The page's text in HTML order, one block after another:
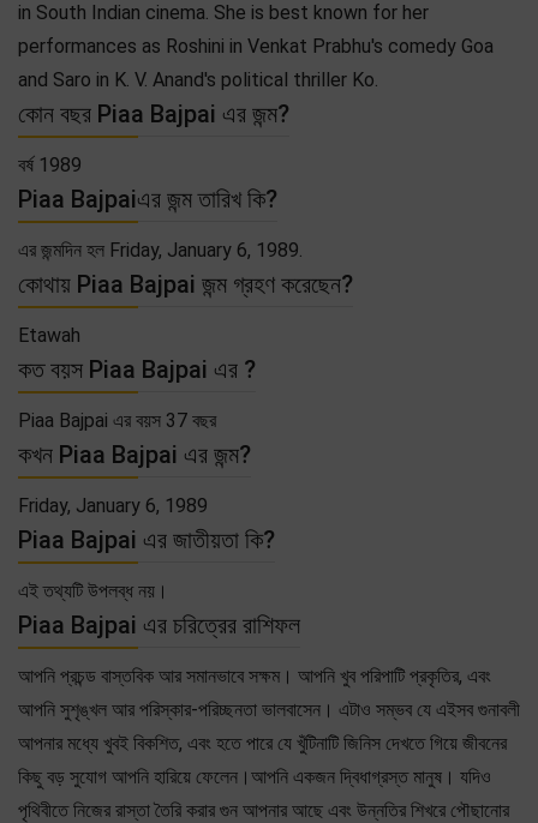
in South Indian cinema. She is best known for her
performances as Roshini in Venkat Prabhu's comedy Goa
and Saro in K. V. Anand's political thriller Ko.
কোন বছর Piaa Bajpai এর জন্ম?
বর্ষ 1989
Piaa Bajpaiএর জন্ম তারিখ কি?
এর জন্মদিন হল Friday, January 6, 1989.
কোথায় Piaa Bajpai জন্ম গ্রহণ করেছেন?
Etawah
কত বয়স Piaa Bajpai এর ?
Piaa Bajpai এর বয়স 37 বছর
কখন Piaa Bajpai এর জন্ম?
Friday, January 6, 1989
Piaa Bajpai এর জাতীয়তা কি?
এই তথ্যটি উপলব্ধ নয়।
Piaa Bajpai এর চরিত্রের রাশিফল
আপনি প্রচন্ড বাস্তবিক আর সমানভাবে সক্ষম। আপনি খুব পরিপাটি প্রকৃতির, এবং
আপনি সুশৃঙ্খল আর পরিস্কার-পরিচ্ছনতা ভালবাসেন। এটাও সম্ভব যে এইসব গুনাবলী
আপনার মধ্যে খুবই বিকশিত, এবং হতে পারে যে খুঁটিনাটি জিনিস দেখতে গিয়ে জীবনের
কিছু বড় সুযোগ আপনি হারিয়ে ফেলেন।আপনি একজন দ্বিধাগ্রস্ত মানুষ। যদিও
পৃথিবীতে নিজের রাস্তা তৈরি করার গুন আপনার আছে এবং উন্নতির শিখরে পৌছানোর